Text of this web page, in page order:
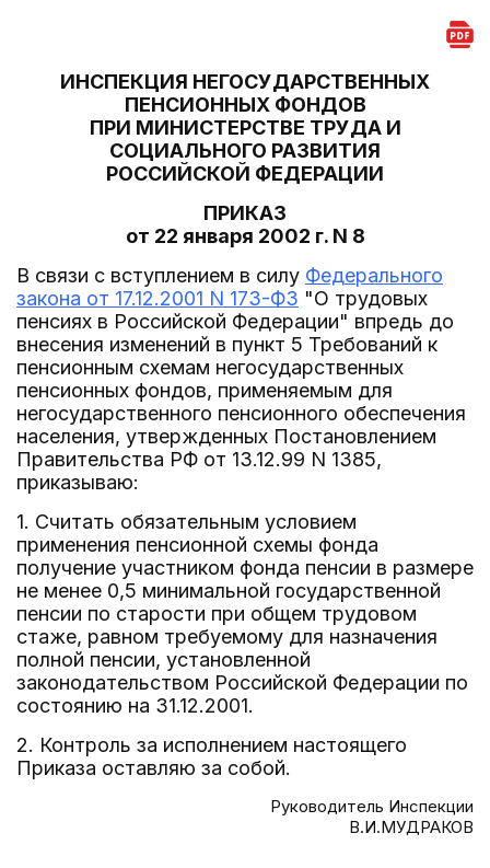
ИНСПЕКЦИЯ НЕГОСУДАРСТВЕННЫХ
ПЕНСИОННЫХ ФОНДОВ
ПРИ МИНИСТЕРСТВЕ ТРУДА И
СОЦИАЛЬНОГО РАЗВИТИЯ
РОССИЙСКОЙ ФЕДЕРАЦИИ
ПРИКАЗ
от 22 января 2002 г. N 8
В связи с вступлением в силу Федерального
закона от 17.12.2001 N 173-ФЗ "О трудовых
пенсиях в Российской Федерации" впредь до
внесения изменений в пункт 5 Требований к
пенсионным схемам негосударственных
пенсионных фондов, применяемым для
негосударственного пенсионного обеспечения
населения, утвержденных Постановлением
Правительства РФ от 13.12.99 N 1385,
приказываю:
1. Считать обязательным условием
применения пенсионной схемы фонда
получение участником фонда пенсии в размере
не менее 0,5 минимальной государственной
пенсии по старости при общем трудовом
стаже, равном требуемому для назначения
полной пенсии, установленной
законодательством Российской Федерации по
состоянию на 31.12.2001.
2. Контроль за исполнением настоящего
Приказа оставляю за собой.
Руководитель Инспекции
В.И.МУДРАКОВ